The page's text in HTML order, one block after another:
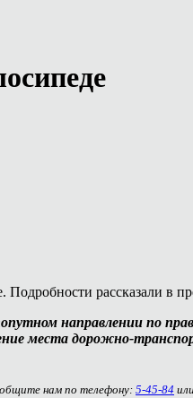
рассказали в
направлении по
места дорожно-
нам по телефону: 5-45-84